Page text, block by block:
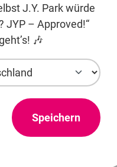
J.Y. Park würde
JYP – Approved!“
🎶
Speichern